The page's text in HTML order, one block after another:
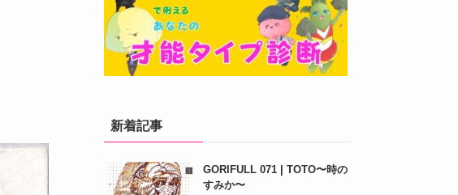
新着記事
GORIFULL 071 | TOTO〜時の
すみか〜